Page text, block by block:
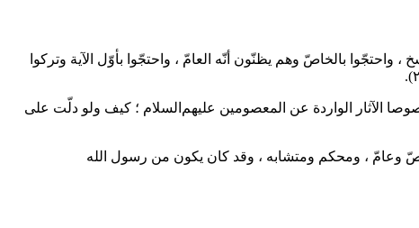
بالخاصّ وهم يظنّون أنّه العامّ ، واحتجّوا بأوّل الآية وتركوا
.
الآثار الواردة عن المعصومين عليهم‌السلام ؛ كيف ولو دلّت على
وعامّ ، ومحكم ومتشابه ، وقد كان يكون من رسول الله